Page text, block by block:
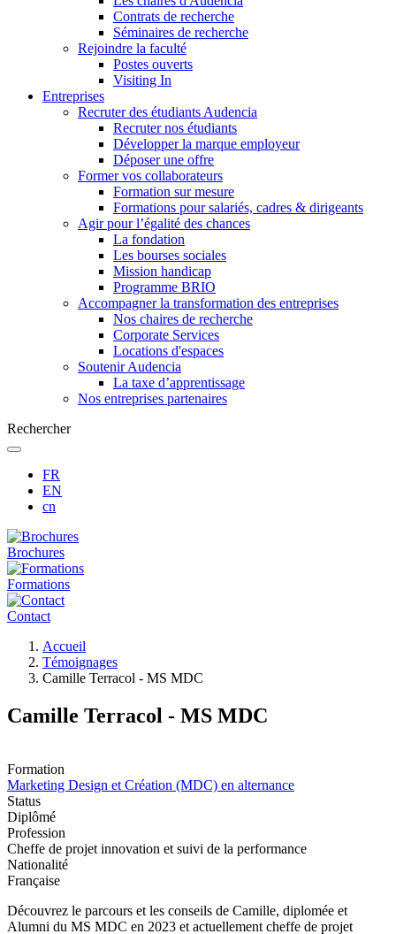
Contrats de recherche
Séminaires de recherche
Rejoindre la faculté
Postes ouverts
Visiting In
Entreprises
Recruter des étudiants Audencia
Recruter nos étudiants
Développer la marque employeur
Déposer une offre
Former vos collaborateurs
Formation sur mesure
Formations pour salariés, cadres & dirigeants
Agir pour l’égalité des chances
La fondation
Les bourses sociales
Mission handicap
Programme BRIO
Accompagner la transformation des entreprises
Nos chaires de recherche
Corporate Services
Locations d'espaces
Soutenir Audencia
La taxe d’apprentissage
Nos entreprises partenaires
Rechercher
FR
EN
cn
Brochures
Formations
Contact
d'Ariane
Accueil
Témoignages
Camille Terracol - MS MDC
Camille Terracol - MS MDC
Formation
Marketing Design et Création (MDC) en alternance
Status
Diplômé
Profession
Cheffe de projet innovation et suivi de la performance
Nationalité
Française
Découvrez le parcours et les conseils de Camille, diplomée et
Alumni du MS MDC en 2023 et actuellement cheffe de projet